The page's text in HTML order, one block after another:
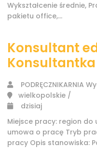
Wykształcenie średnie,
pakietu office,...
Konsultant
PODRĘCZNIKARNIA
wielkopolskie /
dzisiaj
Miejsce pracy: region
umowa o pracę Tryb
pracy Opis stanowiska: